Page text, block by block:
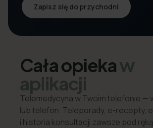
Zapisz się do przychodni
Cała opiekaw
aplikacji
Telemedycyna w Twoim telefonie —
lub telefon. Teleporady, e-recepty,
i historia konsultacji zawsze pod